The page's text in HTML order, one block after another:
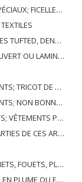
ET ARTICLES ASSOCIÉS
GARNITURES, BRODERIES
ADAPTÉ À L'USAGE INDUSTRIEL
DE BONNETERIE
BONNETERIE
TEXTILES USÉS; RAGS
CES ARTICLES
ET LEURS PARTIES
DE CHEVEUX HUMAINS